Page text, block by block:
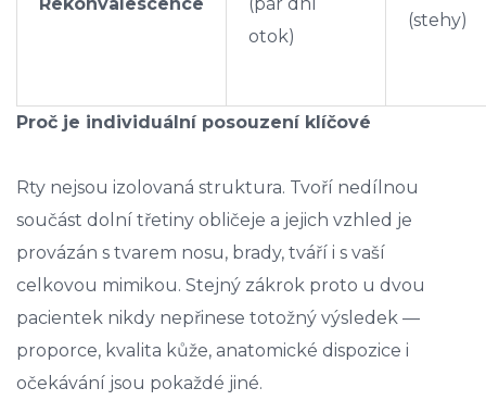
otok)
(stehy)
Proč je individuální posouzení klíčové
Rty nejsou izolovaná struktura. Tvoří nedílnou
součást dolní třetiny obličeje a jejich vzhled je
provázán s tvarem nosu, brady, tváří i s vaší
celkovou mimikou. Stejný zákrok proto u dvou
pacientek nikdy nepřinese totožný výsledek —
proporce, kvalita kůže, anatomické dispozice i
očekávání jsou pokaždé jiné.